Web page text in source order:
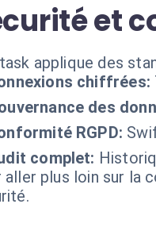
et
applique des
chiffrées:
des
RGPD:
complet:
aller plus loin sur la